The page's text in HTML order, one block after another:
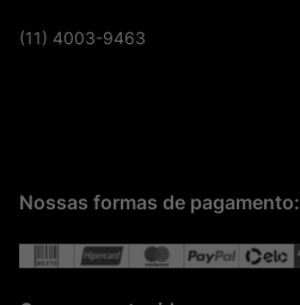
(11) 4003-9463
Nossas formas de pagamento: